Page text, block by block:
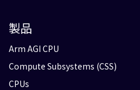
製品
Arm AGI CPU
Compute Subsystems (CSS)
CPUs